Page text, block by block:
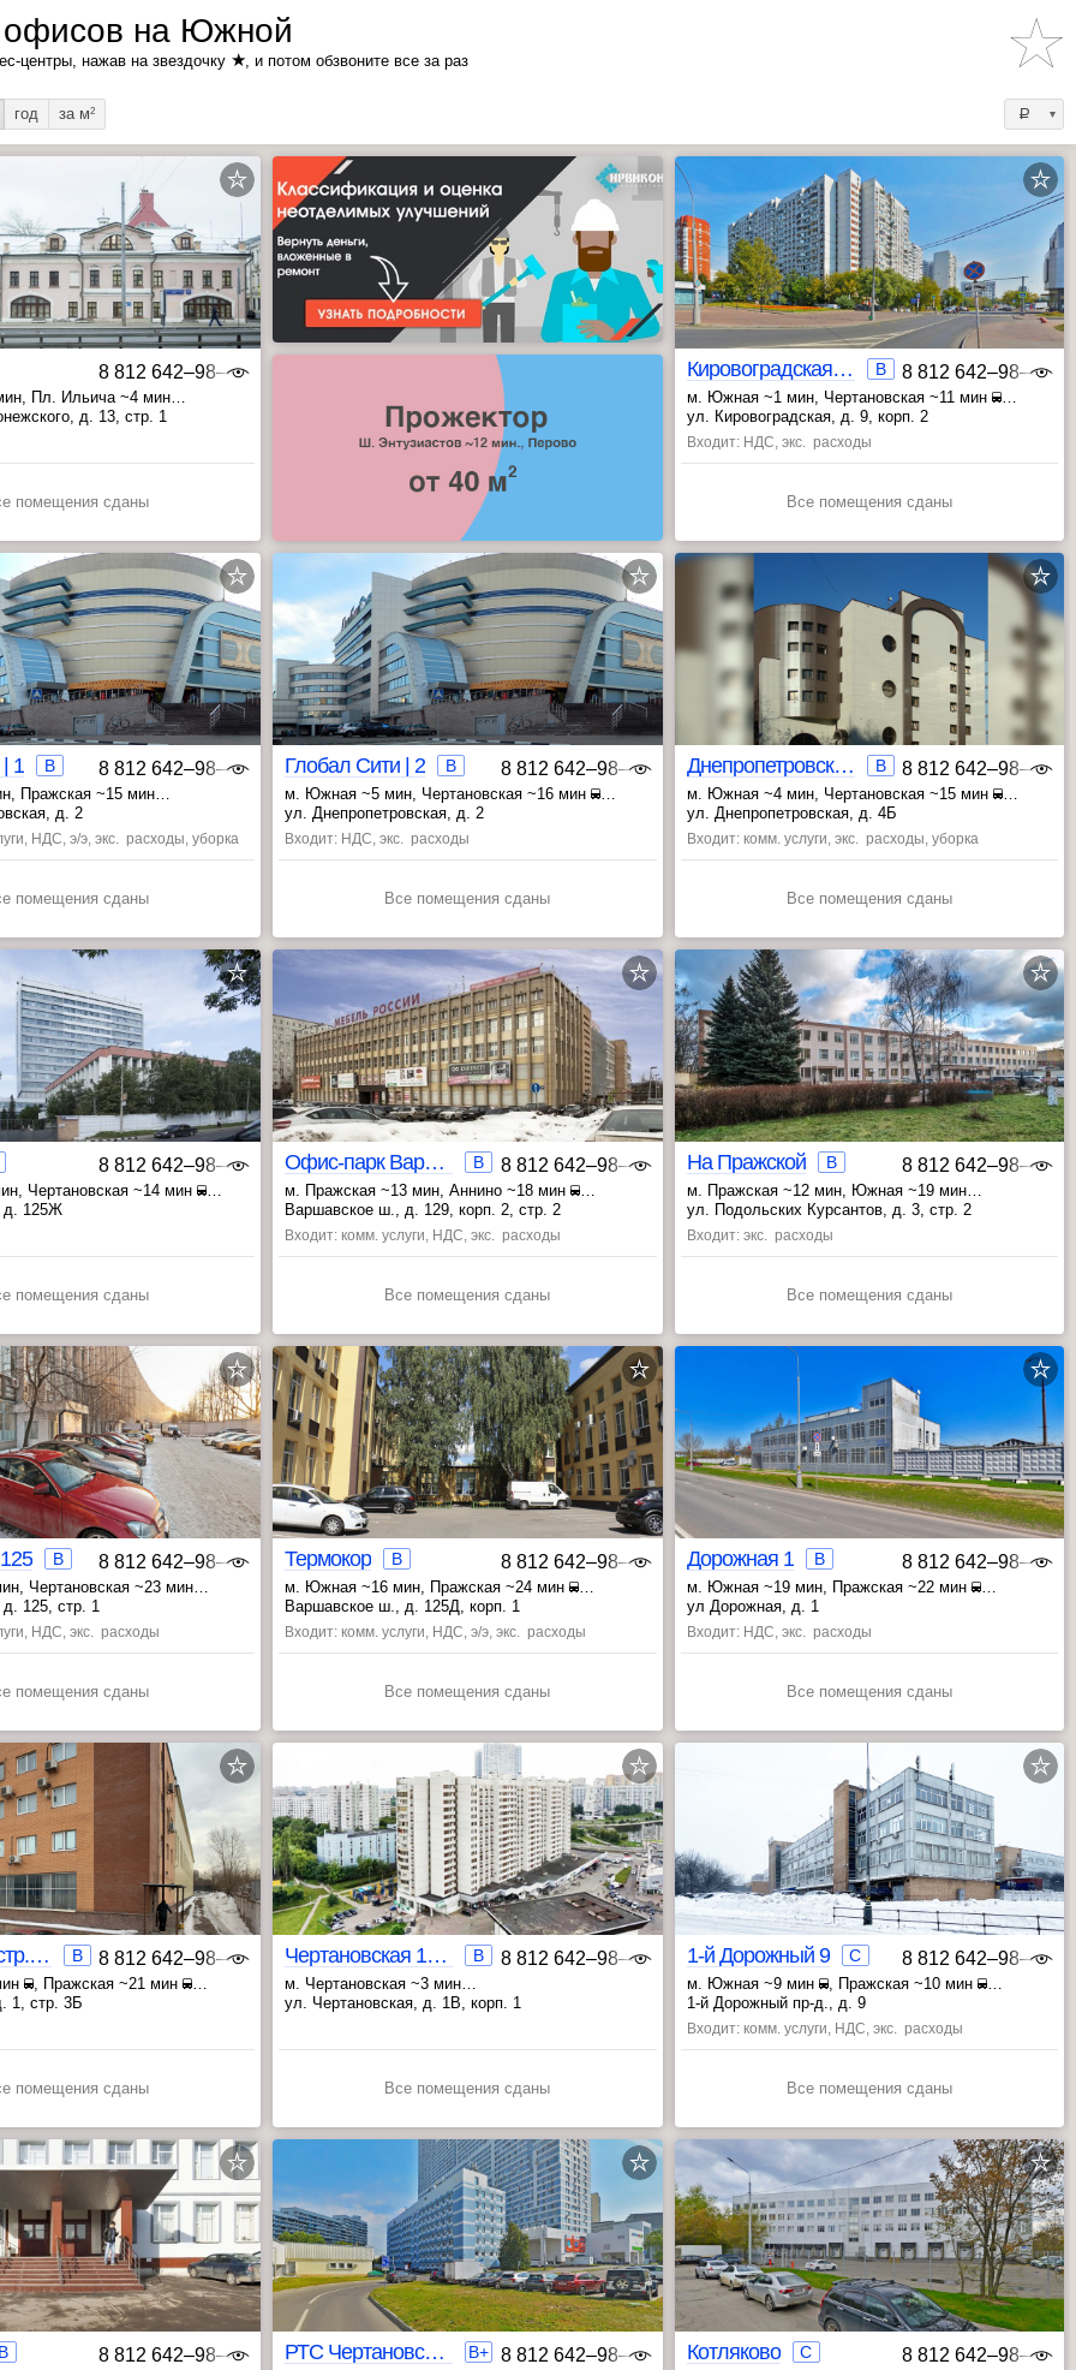
на Южной
центры, нажав на звездочку ★, и потом обзвоните все за раз
год за м2 a
ЮВАО
8 812 642‒98‒46
, Пл. Ильича ~4 мин
мин
д. 13, стр. 1
помещения сданы
Кировоградская 9 корп.2 B 8 812 642‒98‒46
м. Южная ~1 мин, Чертановская ~11 мин
, Пражская ~15 мин
ул. Кировоградская, д. 9, корп. 2
Входит: НДС, экс. расходы
Все помещения сданы
1 B 8 812 642‒98‒46
, Пражская ~15 мин
минд. 2
НДС, э/э, экс. расходы, уборка
помещения сданы
Глобал Сити | 2 B 8 812 642‒98‒46
м. Южная ~5 мин, Чертановская ~16 мин
, Пражская ~16 мин
ул. Днепропетровская, д. 2
Входит: НДС, экс. расходы
Все помещения сданы
Днепропетровская 4Б B 8 812 642‒98‒46
м. Южная ~4 мин, Чертановская ~15 мин
, Пражская ~15 мин
ул. Днепропетровская, д. 4Б
Входит: комм. услуги, экс. расходы, уборка
Все помещения сданы
8 812 642‒98‒46
, Чертановская ~14 мин
мин
д. 125Ж
помещения сданы
Офис-парк Варшавский B 8 812 642‒98‒46
м. Пражская ~13 мин, Аннино ~18 мин
, Чертановская ~20 мин
Варшавское ш., д. 129, корп. 2, стр. 2
Входит: комм. услуги, НДС, экс. расходы
Все помещения сданы
На Пражской B 8 812 642‒98‒46
м. Пражская ~12 мин, Южная ~19 мин
, Улица Академика Янгеля ~26 мин
ул. Подольских Курсантов, д. 3, стр. 2
Входит: экс. расходы
Все помещения сданы
B 8 812 642‒98‒46
, Чертановская ~23 мин
125, стр. 1
НДС, экс. расходы
помещения сданы
Термокор B 8 812 642‒98‒46
м. Южная ~16 мин, Пражская ~24 мин
, Варшавская ~28 мин
Варшавское ш., д. 125Д, корп. 1
Входит: комм. услуги, НДС, э/э, экс. расходы
Все помещения сданы
Дорожная 1 B 8 812 642‒98‒46
м. Южная ~19 мин, Пражская ~22 мин
, Чертановская ~28 мин
ул Дорожная, д. 1
Входит: НДС, экс. расходы
Все помещения сданы
Дорожная 1 стр.3Б B 8 812 642‒98‒46
, Пражская ~21 мин
~40 мин
1, стр. 3Б
помещения сданы
Чертановская 1В корп.1 B 8 812 642‒98‒46
м. Чертановская ~3 мин
, Севастопольская ~6 мин
ул. Чертановская, д. 1В, корп. 1
Все помещения сданы
1-й Дорожный 9 C 8 812 642‒98‒46
м. Южная ~9 мин
, Пражская ~10 мин
, Улица Академика Янгеля ~11 мин
1-й Дорожный пр-д., д. 9
Входит: комм. услуги, НДС, экс. расходы
Все помещения сданы
B 8 812 642‒98‒46 РТС Чертановская B+ 8 812 642‒98‒46 Котляково C 8 812 642‒98‒46